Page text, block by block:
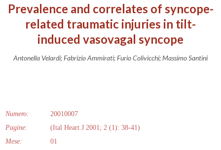
Prevalence and correlates of syncope-
related traumatic injuries in tilt-
induced vasovagal syncope
Antonella Velardi; Fabrizio Ammirati; Furio Colivicchi; Massimo Santini
Numero:
20010007
Pagine:
(Ital Heart J 2001; 2 (1): 38-41)
Mese:
01